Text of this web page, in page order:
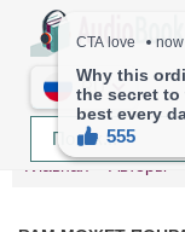
RU
Главная Авторы